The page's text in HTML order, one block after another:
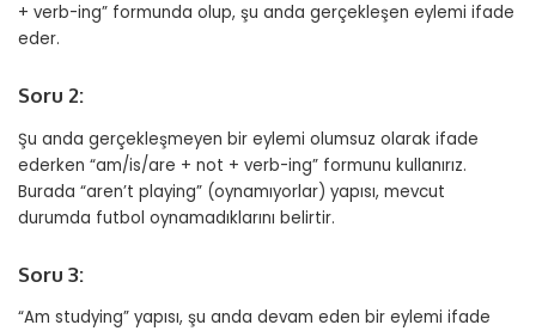
+ verb-ing” formunda olup, şu anda gerçekleşen eylemi ifade
eder.
Soru 2:
Şu anda gerçekleşmeyen bir eylemi olumsuz olarak ifade
ederken “am/is/are + not + verb-ing” formunu kullanırız.
Burada “aren’t playing” (oynamıyorlar) yapısı, mevcut
durumda futbol oynamadıklarını belirtir.
Soru 3:
“Am studying” yapısı, şu anda devam eden bir eylemi ifade